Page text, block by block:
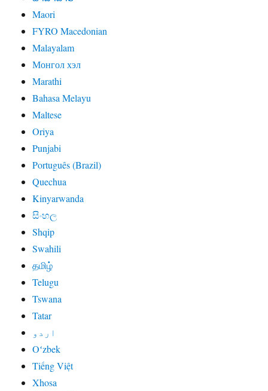
Maori
FYRO Macedonian
Malayalam
Монгол хэл
Marathi
Bahasa Melayu
Maltese
Oriya
Punjabi
Português (Brazil)
Quechua
Kinyarwanda
සිංහල
Shqip
Swahili
தமிழ்
Telugu
Tswana
Tatar
اردو
Oʻzbek
Tiếng Việt
Xhosa